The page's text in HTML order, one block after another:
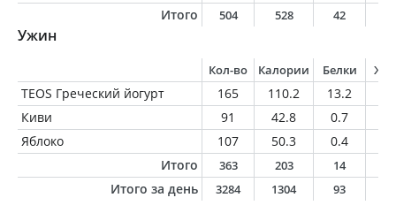
Итого 504 528 42
Ужин
Кол-во Калории Белки
TEOS Греческий йогурт 165 110.2 13.2
Киви
91 42.8 0.7
Яблоко
107 50.3 0.4
Итого
363 203 14
Итого за день 3284 1304 93